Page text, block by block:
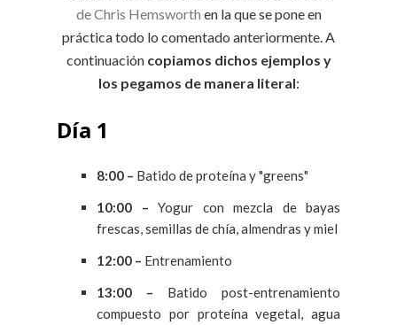
de Chris Hemsworth en la que se pone en
práctica todo lo comentado anteriormente. A
continuación copiamos dichos ejemplos y
los pegamos de manera literal:
Día 1
8:00 – Batido de proteína y "greens"
10:00 – Yogur con mezcla de bayas
frescas, semillas de chía, almendras y miel
12:00 – Entrenamiento
13:00 – Batido post-entrenamiento
compuesto por proteína vegetal, agua